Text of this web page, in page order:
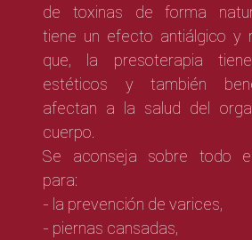
de toxinas de forma
tiene un efecto antiálgico y
que, la presoterapia
estéticos y también
afectan a la salud del
cuerpo.
Se aconseja sobre todo
para:
- la prevención de varices,
- piernas cansadas,